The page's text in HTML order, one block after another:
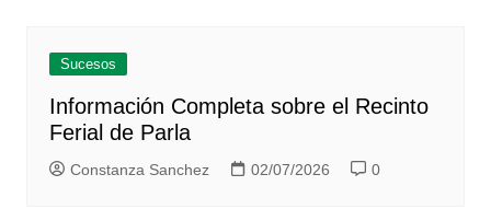
Sucesos
Información Completa sobre el Recinto
Ferial de Parla
Constanza Sanchez 02/07/2026 0